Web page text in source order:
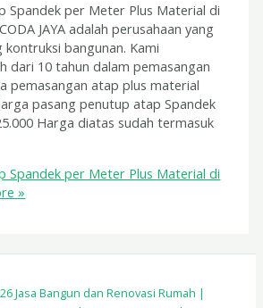
Spandek per Meter Plus Material di
JAYA adalah perusahaan yang
bangunan. Kami
dari 10 tahun dalam pemasangan
pemasangan atap plus material
pasang penutup atap Spandek
Harga diatas sudah termasuk
Spandek per Meter Plus Material di
»
Jasa Bangun dan Renovasi Rumah |